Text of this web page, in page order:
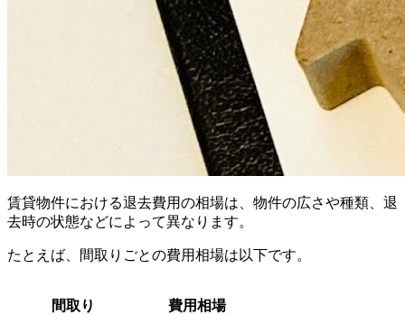
賃貸物件における退去費用の相場は、物件の広さや種類、退
去時の状態などによって異なります。
たとえば、間取りごとの費用相場は以下です。
間取り 費用相場